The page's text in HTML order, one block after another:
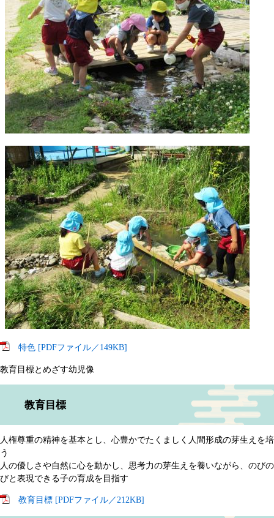
特色 [PDFファイル／149KB]
教育目標とめざす幼児像
教育目標
人権尊重の精神を基本とし、心豊かでたくましく人間形成の芽生えを培
う
人の優しさや自然に心を動かし、思考力の芽生えを養いながら、のびの
びと表現できる子の育成を目指す
教育目標 [PDFファイル／212KB]